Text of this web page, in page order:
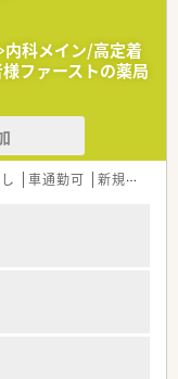
科メイン/高定着
ファーストの薬局
車通勤可 新規オープン